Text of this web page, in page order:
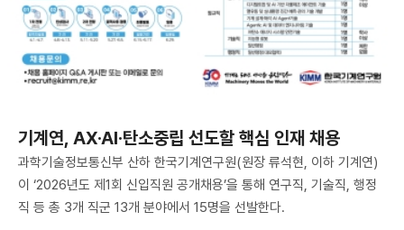
기계연, AX·AI·탄소중립 선도할 핵심 인재 채용
과학기술정보통신부 산하 한국기계연구원(원장 류석현, 이하 기계연)
이 ‘2026년도 제1회 신입직원 공개채용’을 통해 연구직, 기술직, 행정
직 등 총 3개 직군 13개 분야에서 15명을 선발한다.